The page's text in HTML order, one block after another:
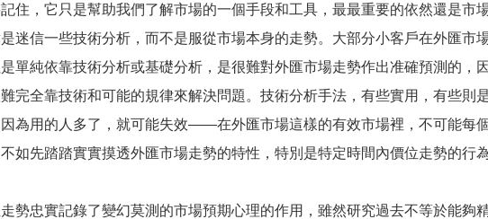
，它只是幫助我們了解市場的一個手段和工具，最最重要的依然還是市
迷信一些技術分析，而不是服從市場本身的走勢。大部分小客戶在外匯市
單純依靠技術分析或基礎分析，是很難對外匯市場走勢作出准確預測的，
完全靠技術和可能的規律來解決問題。技術分析手法，有些實用，有些則
為用的人多了，就可能失效——在外匯市場這樣的有效市場裡，不可能每
如先踏踏實實摸透外匯市場走勢的特性，特別是特定時間內價位走勢的行為
忠實記錄了變幻莫測的市場預期心理的作用，雖然研究過去不等於能夠